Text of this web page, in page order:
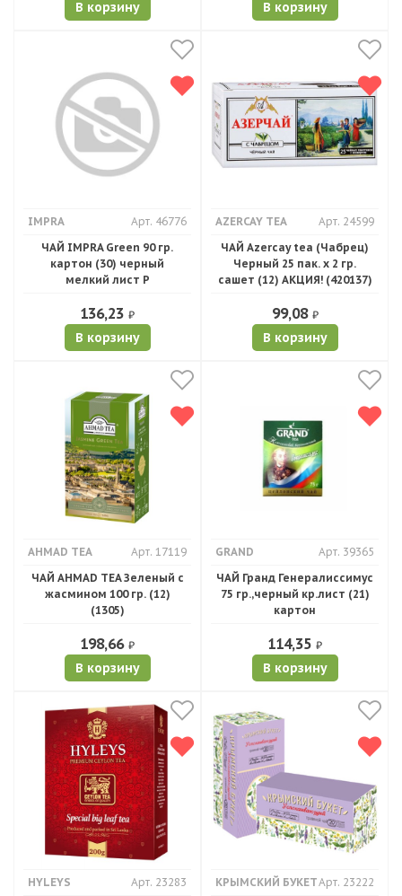
В корзину В корзину
IMPRA
Арт. 46776
ЧАЙ IMPRA Green 90 гр.
картон (30) черный
мелкий лист Р
136,23 ₽
В корзину
AZERCAY TEA
Арт. 24599
ЧАЙ Azercay tea (Чабрец)
Черный 25 пак. х 2 гр.
сашет (12) АКЦИЯ! (420137)
99,08 ₽
В корзину
AHMAD TEA
Арт. 17119
ЧАЙ AHMAD TEA Зеленый с
жасмином 100 гр. (12)
(1305)
198,66 ₽
В корзину
GRAND
Арт. 39365
ЧАЙ Гранд Генералиссимус
75 гр.,черный кр.лист (21)
картон
114,35 ₽
В корзину
HYLEYS Арт. 23283 КРЫМСКИЙ БУКЕТАрт. 23222